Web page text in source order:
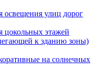
освещения улиц дорог
цокольных этажей
к зданию зоны)
на солнечных